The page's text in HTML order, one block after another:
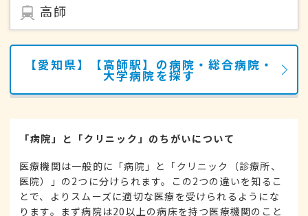
高師
【愛知県】【高師駅】の病院・総合病院・
大学病院を探す
「病院」と「クリニック」のちがいについて
医療機関は一般的に「病院」と「クリニック（診療所、
医院）」の2つに分けられます。この2つの違いを知るこ
とで、よりスムーズに適切な医療を受けられるようにな
ります。まず病院は20以上の病床を持つ医療機関のこと